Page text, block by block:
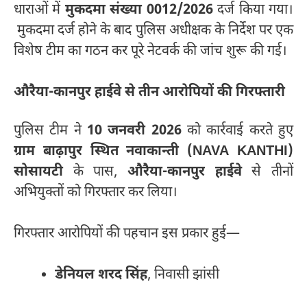
धाराओं में मुकदमा संख्या 0012/2026दर्ज किया गया।
मुकदमा दर्ज होने के बाद पुलिस अधीक्षक के निर्देश पर एक
विशेष टीम का गठन कर पूरे नेटवर्क की जांच शुरू की गई।
औरैया-कानपुर हाईवे से तीन आरोपियों की गिरफ्तारी
पुलिस टीम ने 10 जनवरी 2026को कार्रवाई करते हुए
ग्राम बाढ़ापुर स्थित नवाकान्ती (NAVA KANTHI)
सोसायटीके पास, औरैया-कानपुर हाईवेसे तीनों
अभियुक्तों को गिरफ्तार कर लिया।
गिरफ्तार आरोपियों की पहचान इस प्रकार हुई—
डेनियल शरद सिंह, निवासी झांसी